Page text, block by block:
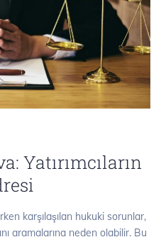
Yatırımcıların
karşılaşılan hukuki sorunlar,
aramalarına neden olabilir. Bu